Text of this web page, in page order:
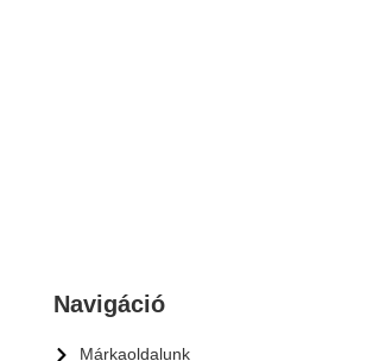
Navigáció
Márkaoldalunk